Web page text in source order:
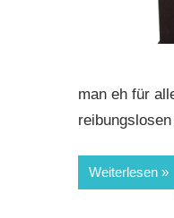
man eh für
Weiterlesen